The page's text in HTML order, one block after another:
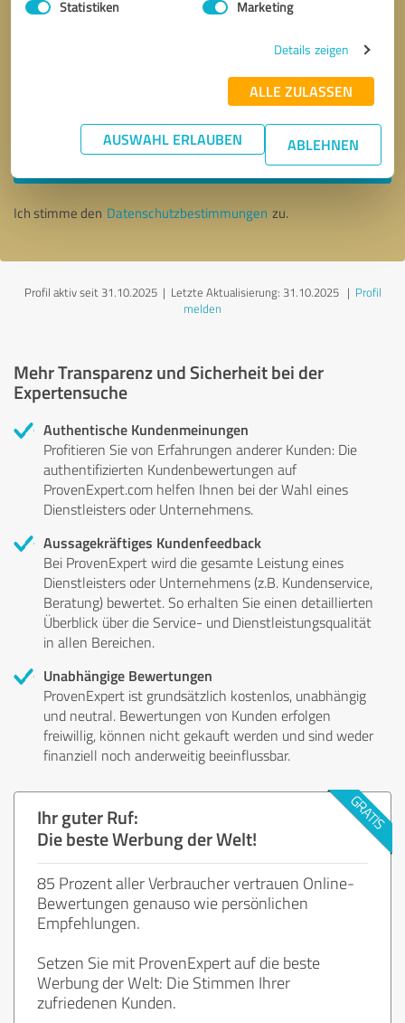
Statistiken Marketing
Details zeigen
ALLE ZULASSEN
AUSWAHL ERLAUBEN ABLEHNEN
Ich stimme den Datenschutzbestimmungen zu.
Profil aktiv seit 31.10.2025 | Letzte Aktualisierung: 31.10.2025| Profil
melden
Mehr Transparenz und Sicherheit bei der
Expertensuche
Authentische Kundenmeinungen
Profitieren Sie von Erfahrungen anderer Kunden: Die
authentifizierten Kundenbewertungen auf
ProvenExpert.com helfen Ihnen bei der Wahl eines
Dienstleisters oder Unternehmens.
Aussagekräftiges Kundenfeedback
Bei ProvenExpert wird die gesamte Leistung eines
Dienstleisters oder Unternehmens (z.B. Kundenservice,
Beratung) bewertet. So erhalten Sie einen detaillierten
Überblick über die Service- und Dienstleistungsqualität
in allen Bereichen.
Unabhängige Bewertungen
ProvenExpert ist grundsätzlich kostenlos, unabhängig
und neutral. Bewertungen von Kunden erfolgen
freiwillig, können nicht gekauft werden und sind weder
finanziell noch anderweitig beeinflussbar.
Ihr guter Ruf:
Die beste Werbung der Welt!
85 Prozent aller Verbraucher vertrauen Online-
Bewertungen genauso wie persönlichen
Empfehlungen.
Setzen Sie mit ProvenExpert auf die beste
Werbung der Welt: Die Stimmen Ihrer
zufriedenen Kunden.